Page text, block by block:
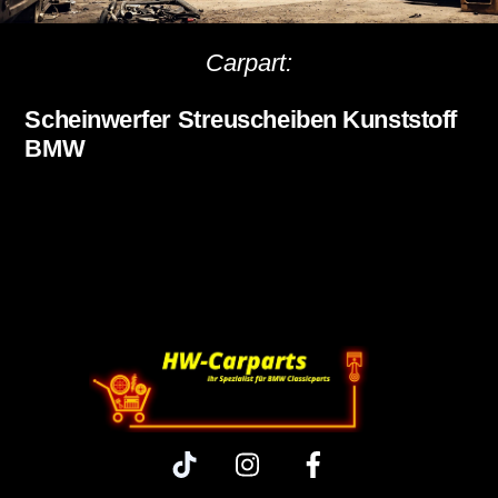
Carpart:
Scheinwerfer Streuscheiben Kunststoff
BMW